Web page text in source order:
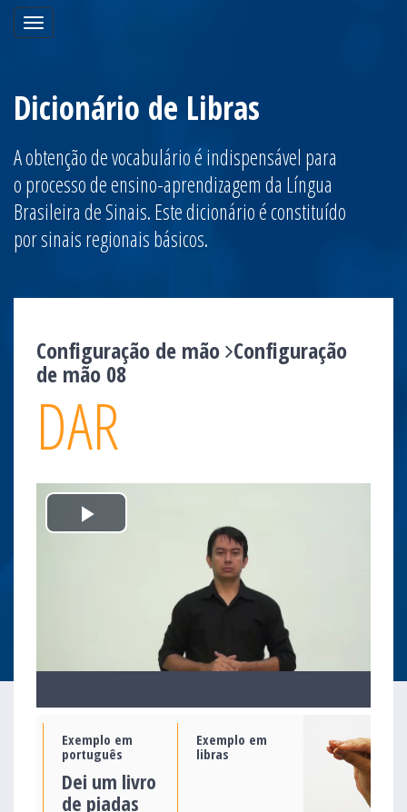
Toggle
navigation
Dicionário de Libras
A obtenção de vocabulário é indispensável para
o processo de ensino-aprendizagem da Língua
Brasileira de Sinais. Este dicionário é constituído
por sinais regionais básicos.
Configuração de mão Configuração
de mão 08
DAR
Play
Exemplo em
português
Dei um livro
de piadas
Exemplo em
libras